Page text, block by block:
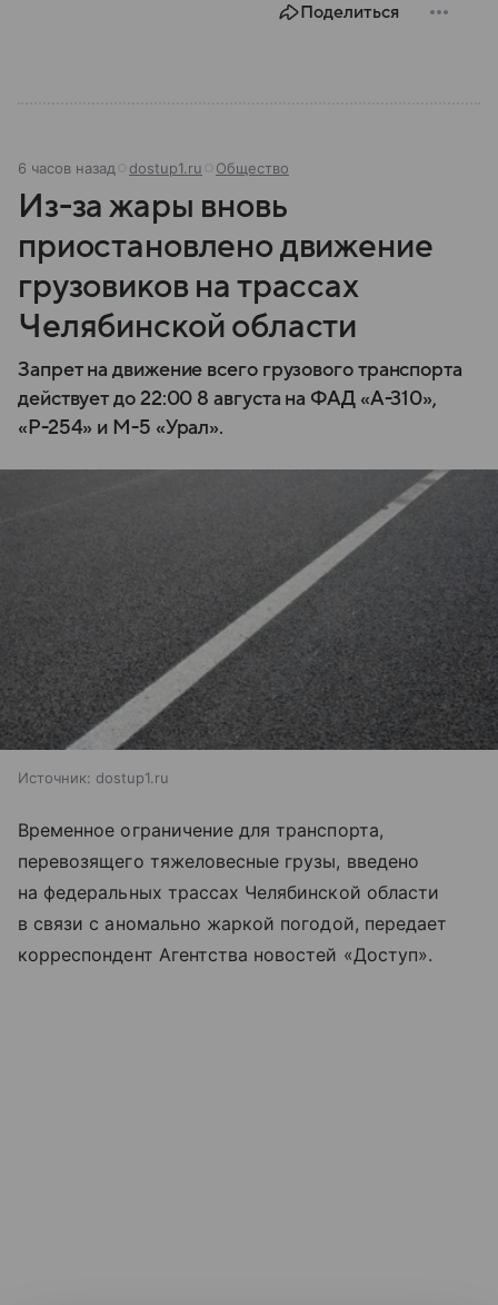
Поделиться
6 часов назад dostup1.ru Общество
Из-за жары вновь
приостановлено движение
грузовиков на трассах
Челябинской области
Запрет на движение всего грузового транспорта
действует до 22:00 8 августа на ФАД «А-310»,
«Р-254» и М-5 «Урал».
Источник: dostup1.ru
Временное ограничение для транспорта,
перевозящего тяжеловесные грузы, введено
на федеральных трассах Челябинской области
в связи с аномально жаркой погодой, передает
корреспондент Агентства новостей «Доступ».